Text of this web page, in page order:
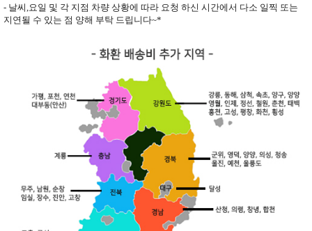
- 날씨,요일 및 각 지점 차량 상황에 따라 요청 하신 시간에서 다소 일찍 또는
지연될 수 있는 점 양해 부탁 드립니다~*